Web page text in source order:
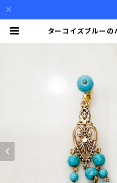
ターコイズブルーの